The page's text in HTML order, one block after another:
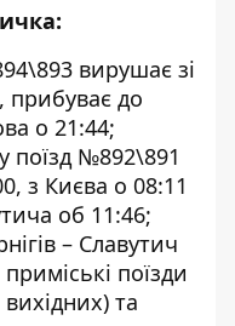
вирушає зі
прибуває до
о 21:44;
поїзд №892\891
з Києва о 08:11
об 11:46;
– Славутич
поїзди
та